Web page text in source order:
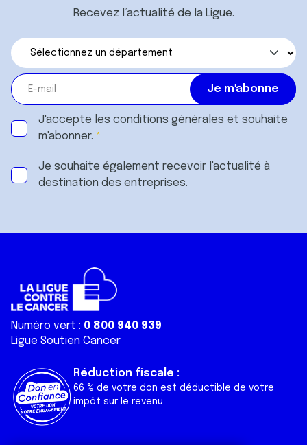
Recevez l’actualité de la Ligue.
J'accepte les conditions générales et souhaite
m'abonner.
Je souhaite également recevoir l'actualité à
destination des entreprises.
Numéro vert : 0 800 940 939
Ligue Soutien Cancer
Réduction fiscale :
66 % de votre don est déductible de votre
impôt sur le revenu